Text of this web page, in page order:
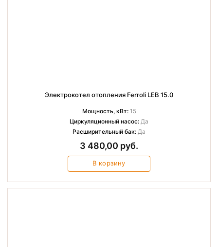
Электрокотел отопления Ferroli LEB 15.0
Мощность, кВт:15
Циркуляционный насос: Да
Расширительный бак: Да
3 480,00 руб.
В корзину